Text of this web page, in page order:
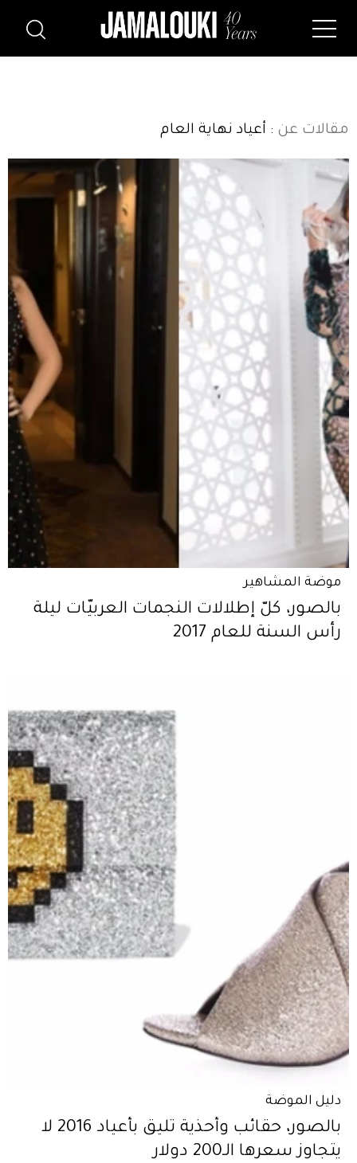
مقالات عن : أعياد نهاية العام
موضة المشاهير
بالصور، كلّ إطلالات النجمات العربيّات ليلة
رأس السنة للعام 2017
دليل الموضة
بالصور، حقائب وأحذية تليق بأعياد 2016 لا
يتجاوز سعرها الـ200 دولار